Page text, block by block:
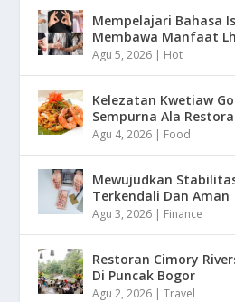
Mempelajari Bahasa
Membawa Manfaat
Agu 5, 2026 | Hot
Kelezatan Kwetiaw
Sempurna Ala
Agu 4, 2026 | Food
Mewujudkan
Terkendali Dan Aman
Agu 3, 2026 | Finance
Restoran Cimory
Di Puncak Bogor
Agu 2, 2026 |Travel